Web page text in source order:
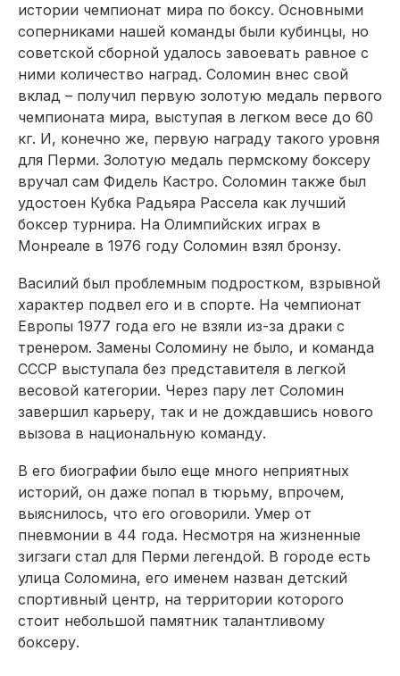
истории чемпионат мира по боксу. Основными
соперниками нашей команды были кубинцы, но
советской сборной удалось завоевать равное с
ними количество наград. Соломин внес свой
вклад – получил первую золотую медаль первого
чемпионата мира, выступая в легком весе до 60
кг. И, конечно же, первую награду такого уровня
для Перми. Золотую медаль пермскому боксеру
вручал сам Фидель Кастро. Соломин также был
удостоен Кубка Радьяра Рассела как лучший
боксер турнира. На Олимпийских играх в
Монреа­ле в 1976 году Соломин взял бронзу.
Василий был проблемным подростком, взрывной
характер подвел его и в спорте. На чемпионат
Европы 1977 года его не взяли из-за драки с
тренером. Замены Соломину не было, и команда
СССР выступала без представителя в легкой
весовой категории. Через пару лет Соломин
завершил карьеру, так и не дождавшись нового
вызова в национальную команду.
В его биографии было еще много неприятных
историй, он даже попал в тюрьму, впрочем,
выяснилось, что его оговорили. Умер от
пневмонии в 44 года. Несмотря на жизненные
зигзаги стал для Перми легендой. В городе есть
улица Соломина, его именем назван детский
спортивный центр, на территории которого
стоит небольшой памятник талантливому
боксеру.